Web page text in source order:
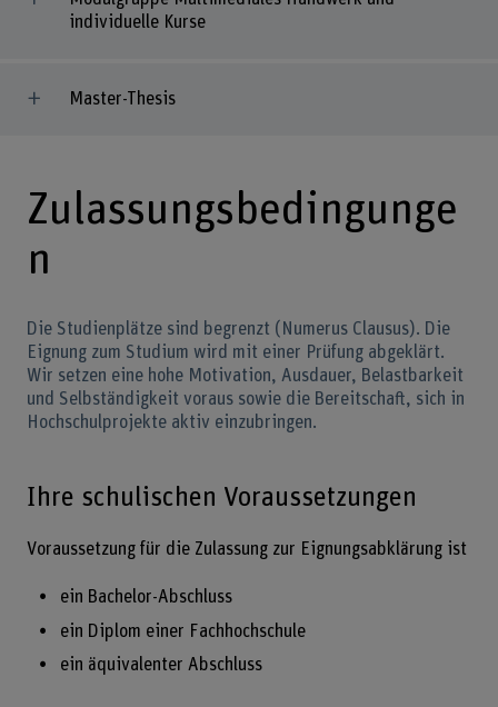
individuelle Kurse
Master-Thesis
Zulassungsbedingunge
n
Die Studienplätze sind begrenzt (Numerus Clausus). Die
Eignung zum Studium wird mit einer Prüfung abgeklärt.
Wir setzen eine hohe Motivation, Ausdauer, Belastbarkeit
und Selbständigkeit voraus sowie die Bereitschaft, sich in
Hochschulprojekte aktiv einzubringen.
Ihre schulischen Voraussetzungen
Voraussetzung für die Zulassung zur Eignungsabklärung ist
ein Bachelor-Abschluss
ein Diplom einer Fachhochschule
ein äquivalenter Abschluss